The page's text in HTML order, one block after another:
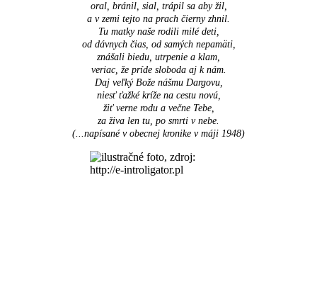
oral, bránil, sial, trápil sa aby žil,
a v zemi tejto na prach čierny zhnil.
Tu matky naše rodili milé deti,
od dávnych čias, od samých nepamäti,
znášali biedu, utrpenie a klam,
veriac, že príde sloboda aj k nám.
Daj veľký Bože nášmu Dargovu,
niesť ťažké kríže na cestu novú,
žiť verne rodu a večne Tebe,
za živa len tu, po smrti v nebe.
(...napísané v obecnej kronike v máji 1948)